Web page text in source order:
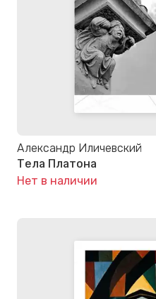
Александр Иличевский
Тела Платона
Нет в наличии